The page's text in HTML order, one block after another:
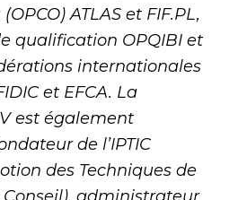
ATLAS et FIF.PL,
qualification OPQIBI et
internationales
et EFCA. La
est également
de l’IPTIC
des Techniques de